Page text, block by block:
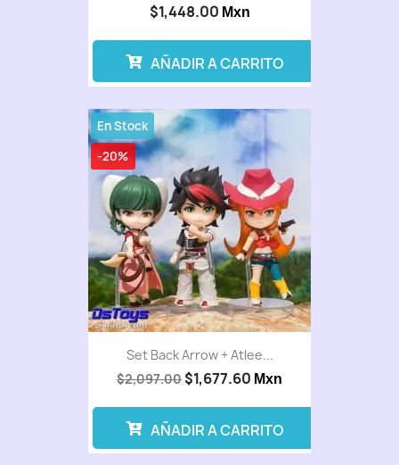
$1,448.00 Mxn
AÑADIR A CARRITO
Set Back Arrow + Atlee...
$2,097.00 $1,677.60 Mxn
-20%
En Stock
AÑADIR A CARRITO